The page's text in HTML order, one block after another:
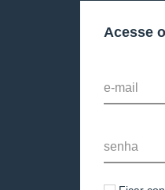
Acesse
e-mail
senha